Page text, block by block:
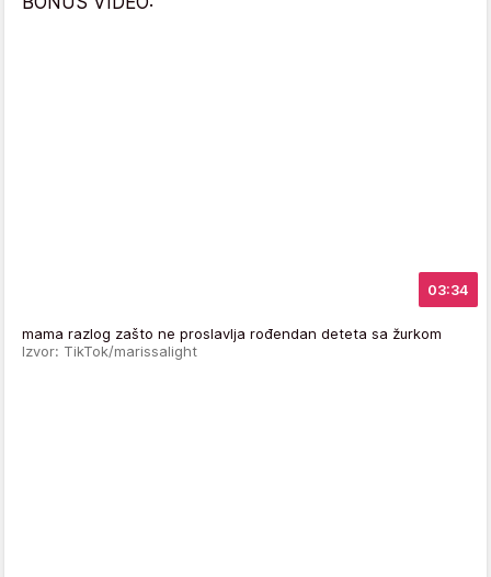
03:34
mama razlog zašto ne proslavlja rođendan deteta sa žurkom
Izvor: TikTok/marissalight